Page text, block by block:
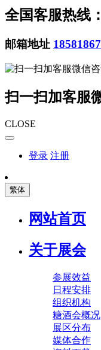
全国客服热线
邮箱地址
扫一扫加客服
CLOSE
登录 注册
繁体
网站首页
关于展会
参展效益
日程安排
组织机构
糖酒会概况
展区分布
媒体合作